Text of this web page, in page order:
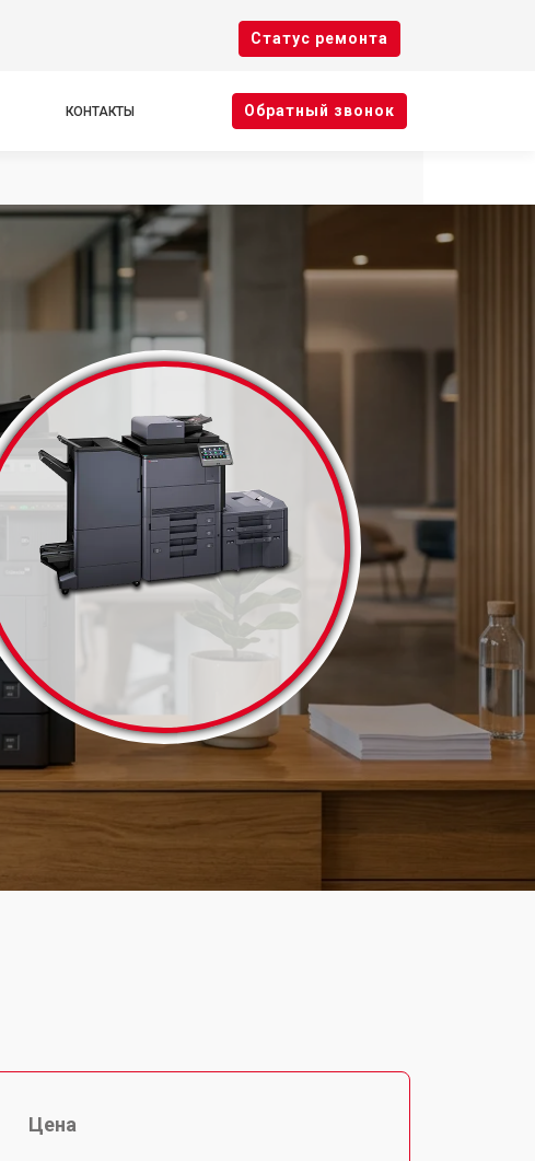
Cтатус ремонта
КОНТАКТЫ Oбратный звонок
Цена